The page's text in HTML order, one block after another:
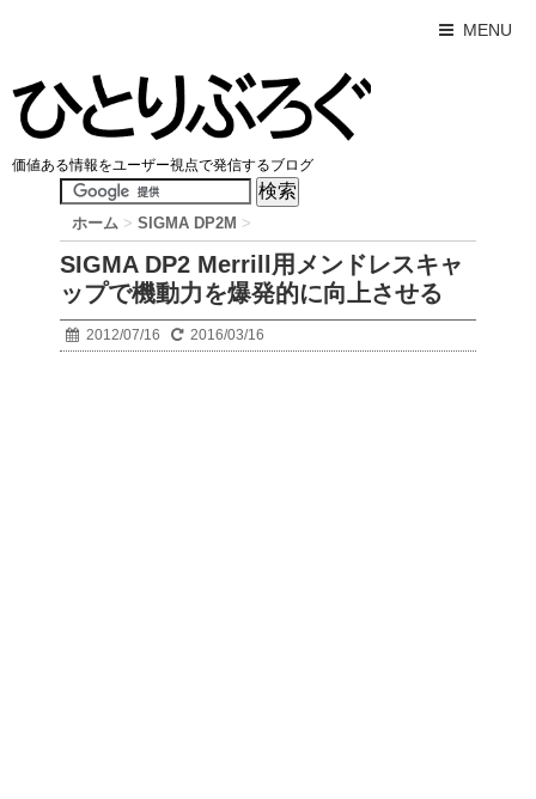
MENU
価値ある情報をユーザー視点で発信するブログ
ホーム > SIGMA DP2M >
SIGMA DP2 Merrill用メンドレスキャ
ップで機動力を爆発的に向上させる
2012/07/16 2016/03/16